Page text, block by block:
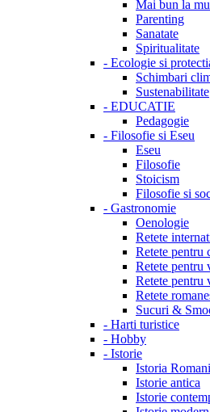
Mai bun la
Parenting
Sanatate
Spiritualitate
- Ecologie si
Schimbari
Sustenabilitate
- EDUCATIE
Pedagogie
- Filosofie si Eseu
Eseu
Filosofie
Stoicism
Filosofie si
- Gastronomie
Oenologie
Retete
Retete pentru
Retete pentru
Retete pentru
Retete
Sucuri &
- Harti turistice
- Hobby
- Istorie
Istoria
Istorie antica
Istorie